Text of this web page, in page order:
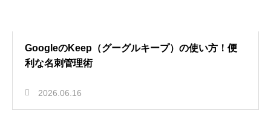
GoogleのKeep（グーグルキープ）の使い方！便
利な名刺管理術
2026.06.16